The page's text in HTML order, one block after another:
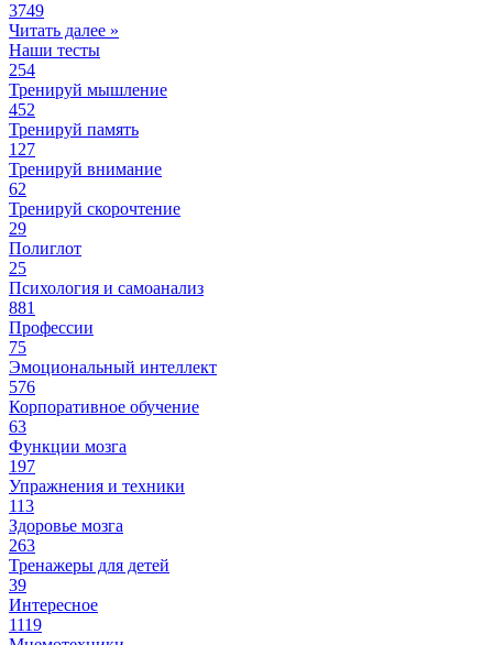
3749
Читать далее »
Наши тесты
254
Тренируй мышление
452
Тренируй память
127
Тренируй внимание
62
Тренируй скорочтение
29
Полиглот
25
Психология и самоанализ
881
Профессии
75
Эмоциональный интеллект
576
Корпоративное обучение
63
Функции мозга
197
Упражнения и техники
113
Здоровье мозга
263
Тренажеры для детей
39
Интересное
1119